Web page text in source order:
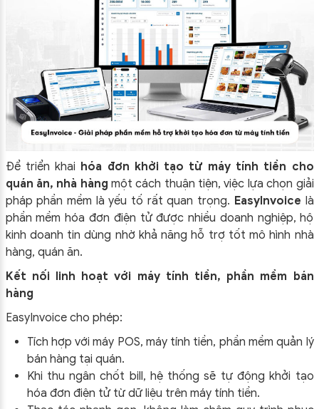
Để triển khai hóa đơn khởi tạo từ máy tính tiền cho
quán ăn, nhà hàng một cách thuận tiện, việc lựa chọn giải
pháp phần mềm là yếu tố rất quan trọng. EasyInvoice là
phần mềm hóa đơn điện tử được nhiều doanh nghiệp, hộ
kinh doanh tin dùng nhờ khả năng hỗ trợ tốt mô hình nhà
hàng, quán ăn.
Kết nối linh hoạt với máy tính tiền, phần mềm bán
hàng
EasyInvoice cho phép:
Tích hợp vớimáy POS, máy tính tiền, phần mềm quản lý
bán hàng tại quán.
Khi thu ngân chốt bill, hệ thống sẽ tự động khởi tạo
hóa đơn điện tửtừ dữ liệu trên máy tính tiền.